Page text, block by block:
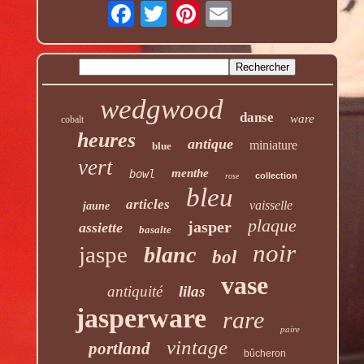
cobalt wedgwood danse ware
heures blue antique miniature
vert bowl menthe rose collection
jaune articles bleu vaisselle
assiette basalte jasper plaque
jaspe blanc bol noir
antiquité lilas vase
jasperware rare paire
portland vintage bûcheron